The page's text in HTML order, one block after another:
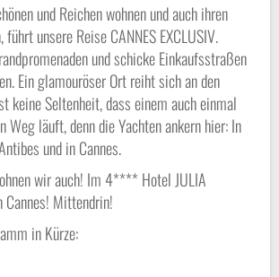
und Reichen wohnen und auch ihren
unsere Reise CANNES EXCLUSIV.
und schicke Einkaufsstraßen
Ein glamouröser Ort reiht sich an den
keine Seltenheit, dass einem auch einmal
Weg läuft, denn die Yachten ankern hier: In
und in Cannes.
wir auch! Im 4**** Hotel JULIA
Cannes! Mittendrin!
in Kürze: